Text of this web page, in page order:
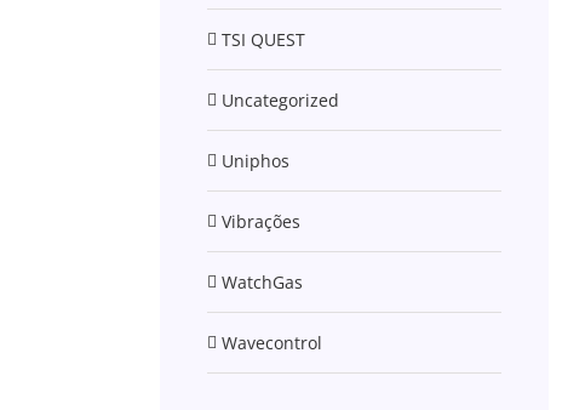
TSI QUEST
Uncategorized
Uniphos
Vibrações
WatchGas
Wavecontrol